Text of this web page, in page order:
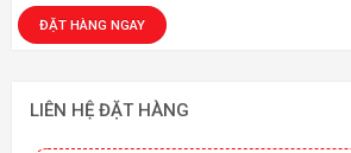
LIÊN HỆ ĐẶT HÀNG